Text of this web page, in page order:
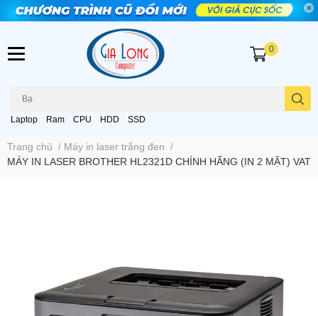
Laptop Ram CPU HDD SSD
0
Trang chủ / Máy in laser trắng đen /
MÁY IN LASER BROTHER HL2321D CHÍNH HÃNG (IN 2 MẶT) VAT